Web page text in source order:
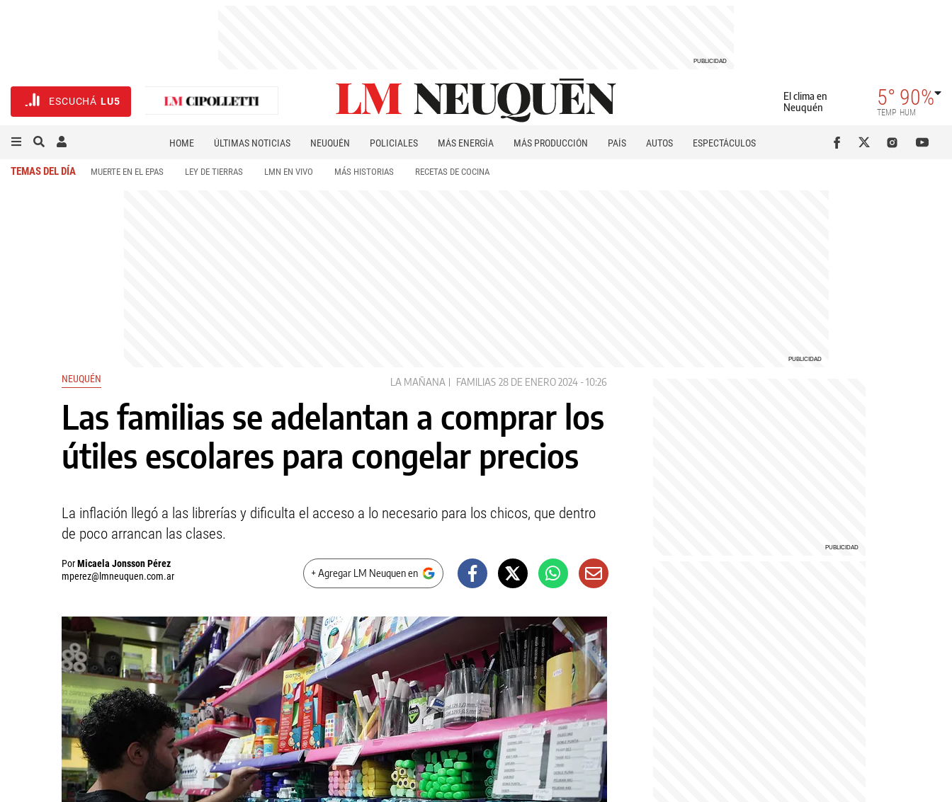
ESCUCHÁ LU5
El clima en
Neuquén
5°
TEMP
90%
HUM
HOME ÚLTIMAS NOTICIAS NEUQUÉN POLICIALES MÁS ENERGÍA MÁS PRODUCCIÓN PAÍS AUTOS
ESPECTÁCULOS
TEMAS DEL DÍA MUERTE EN EL EPAS LEY DE TIERRAS LMN EN VIVO MÁS HISTORIAS RECETAS DE COCINA
NEUQUÉN LA MAÑANA FAMILIAS 28 DE ENERO 2024 - 10:26
Las familias se adelantan a comprar los
útiles escolares para congelar precios
La inflación llegó a las librerías y dificulta el acceso a lo necesario para los chicos, que dentro
de poco arrancan las clases.
PorMicaela Jonsson Pérez
mperez@lmneuquen.com.ar
+ Agregar LM Neuquen en